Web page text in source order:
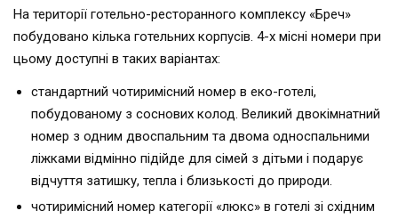
На території готельно-ресторанного комплексу «Бреч»
побудовано кілька готельних корпусів. 4-х місні номери при
цьому доступні в таких варіантах:
стандартний чотиримісний номер в еко-готелі,
побудованому з соснових колод. Великий двокімнатний
номер з одним двоспальним та двома односпальними
ліжками відмінно підійде для сімей з дітьми і подарує
відчуття затишку, тепла і близькості до природи.
чотиримісний номер категорії «люкс» в готелі зі східним